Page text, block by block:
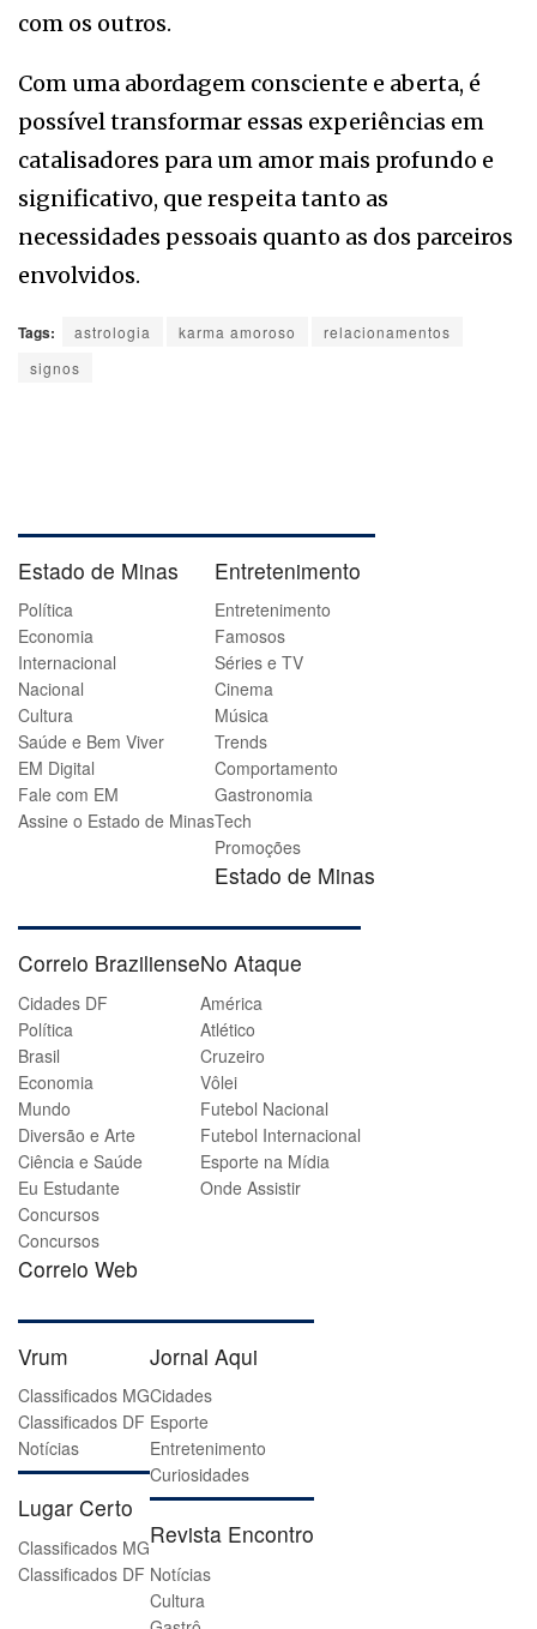
com os outros.
Com uma abordagem consciente e aberta, é
possível transformar essas experiências em
catalisadores para um amor mais profundo e
significativo, que respeita tanto as
necessidades pessoais quanto as dos parceiros
envolvidos.
Tags: astrologia karma amoroso
relacionamentos
signos
Estado de Minas
Política
Economia
Internacional
Nacional
Cultura
Saúde e Bem Viver
EM Digital
Fale com EM
Assine o Estado de Minas
Entretenimento
Entretenimento
Famosos
Séries e TV
Cinema
Música
Trends
Comportamento
Gastronomia
Tech
Promoções
Estado de Minas
Correio Braziliense
Cidades DF
Política
Brasil
Economia
Mundo
Diversão e Arte
Ciência e Saúde
Eu Estudante
Concursos
Concursos
Correio Web
No Ataque
América
Atlético
Cruzeiro
Vôlei
Futebol Nacional
Futebol Internacional
Esporte na Mídia
Onde Assistir
Vrum
Classificados MG
Classificados DF
Notícias
Lugar Certo
Classificados MG
Classificados DF
Jornal Aqui
Cidades
Esporte
Entretenimento
Curiosidades
Revista Encontro
Notícias
Cultura